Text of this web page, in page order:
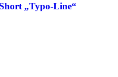
„Typo-Line“